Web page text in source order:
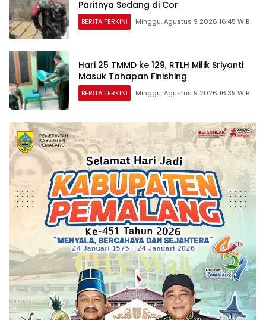
Paritnya Sedang di Cor
BERITA TERKINI Minggu, Agustus 9 2026 16:45 WIB
Hari 25 TMMD ke 129, RTLH Milik Sriyanti
Masuk Tahapan Finishing
BERITA TERKINI Minggu, Agustus 9 2026 16:39 WIB